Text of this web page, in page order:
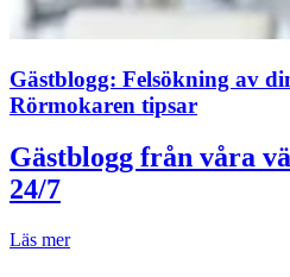
Gästblogg: Felsökning av
Rörmokaren tipsar
Gästblogg från våra
24/7
Läs mer